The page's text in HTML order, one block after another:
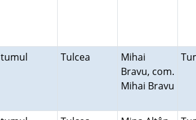
tumul Tulcea
Mihai
Bravu, com.
Mihai Bravu